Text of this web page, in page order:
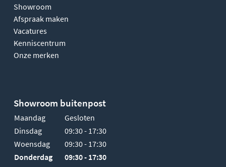
Showroom
Afspraak maken
Vacatures
Kenniscentrum
Onze merken
Showroom buitenpost
Maandag
Gesloten
Dinsdag
09:30 - 17:30
Woensdag
09:30 - 17:30
Donderdag
09:30 - 17:30